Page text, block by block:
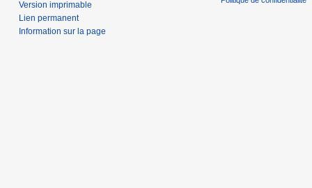
Version imprimable
Lien permanent
Information sur la page